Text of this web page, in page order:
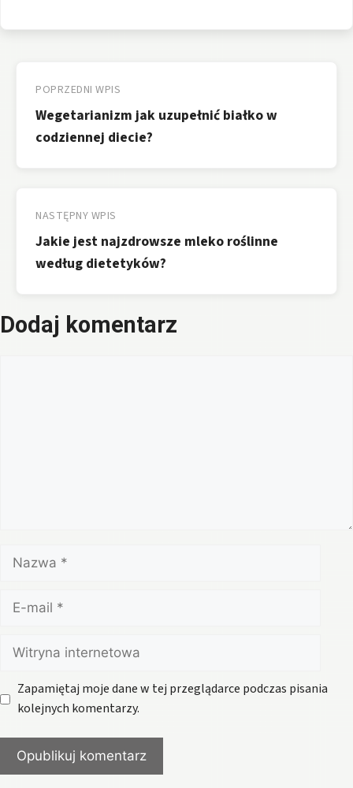
wpisu
POPRZEDNI WPIS
Wegetarianizm jak uzupełnić białko w
codziennej diecie?
NASTĘPNY WPIS
Jakie jest najzdrowsze mleko roślinne
według dietetyków?
Dodaj komentarz
Nazwa
mail
Witryna
internetowa
Zapamiętaj moje dane w tej przeglądarce podczas pisania
kolejnych komentarzy.